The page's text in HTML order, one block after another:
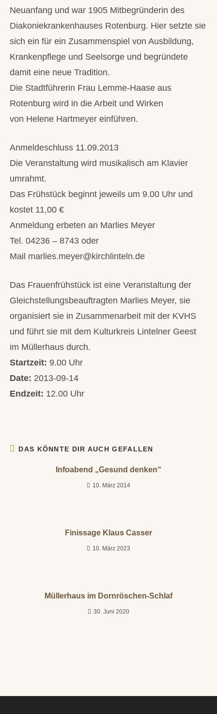
Neuanfang und war 1905 Mitbegründerin des
Diakoniekrankenhauses Rotenburg. Hier setzte sie
sich ein für ein Zusammenspiel von Ausbildung,
Krankenpflege und Seelsorge und begründete
damit eine neue Tradition.
Die Stadtführerin Frau Lemme-Haase aus
Rotenburg wird in die Arbeit und Wirken
von Helene Hartmeyer einführen.
Anmeldeschluss 11.09.2013
Die Veranstaltung wird musikalisch am Klavier
umrahmt.
Das Frühstück beginnt jeweils um 9.00 Uhr und
kostet 11,00 €
Anmeldung erbeten an Marlies Meyer
Tel. 04236 – 8743 oder
Mail marlies.meyer@kirchlinteln.de
Das Frauenfrühstück ist eine Veranstaltung der
Gleichstellungsbeauftragten Marlies Meyer, sie
organisiert sie in Zusammenarbeit mit der KVHS
und führt sie mit dem Kulturkreis Lintelner Geest
im Müllerhaus durch.
Startzeit: 9.00 Uhr
Date: 2013-09-14
Endzeit: 12.00 Uhr
DAS KÖNNTE DIR AUCH GEFALLEN
Infoabend „Gesund denken“
10. März 2014
Finissage Klaus Casser
10. März 2023
Müllerhaus im Dornröschen-Schlaf
30. Juni 2020